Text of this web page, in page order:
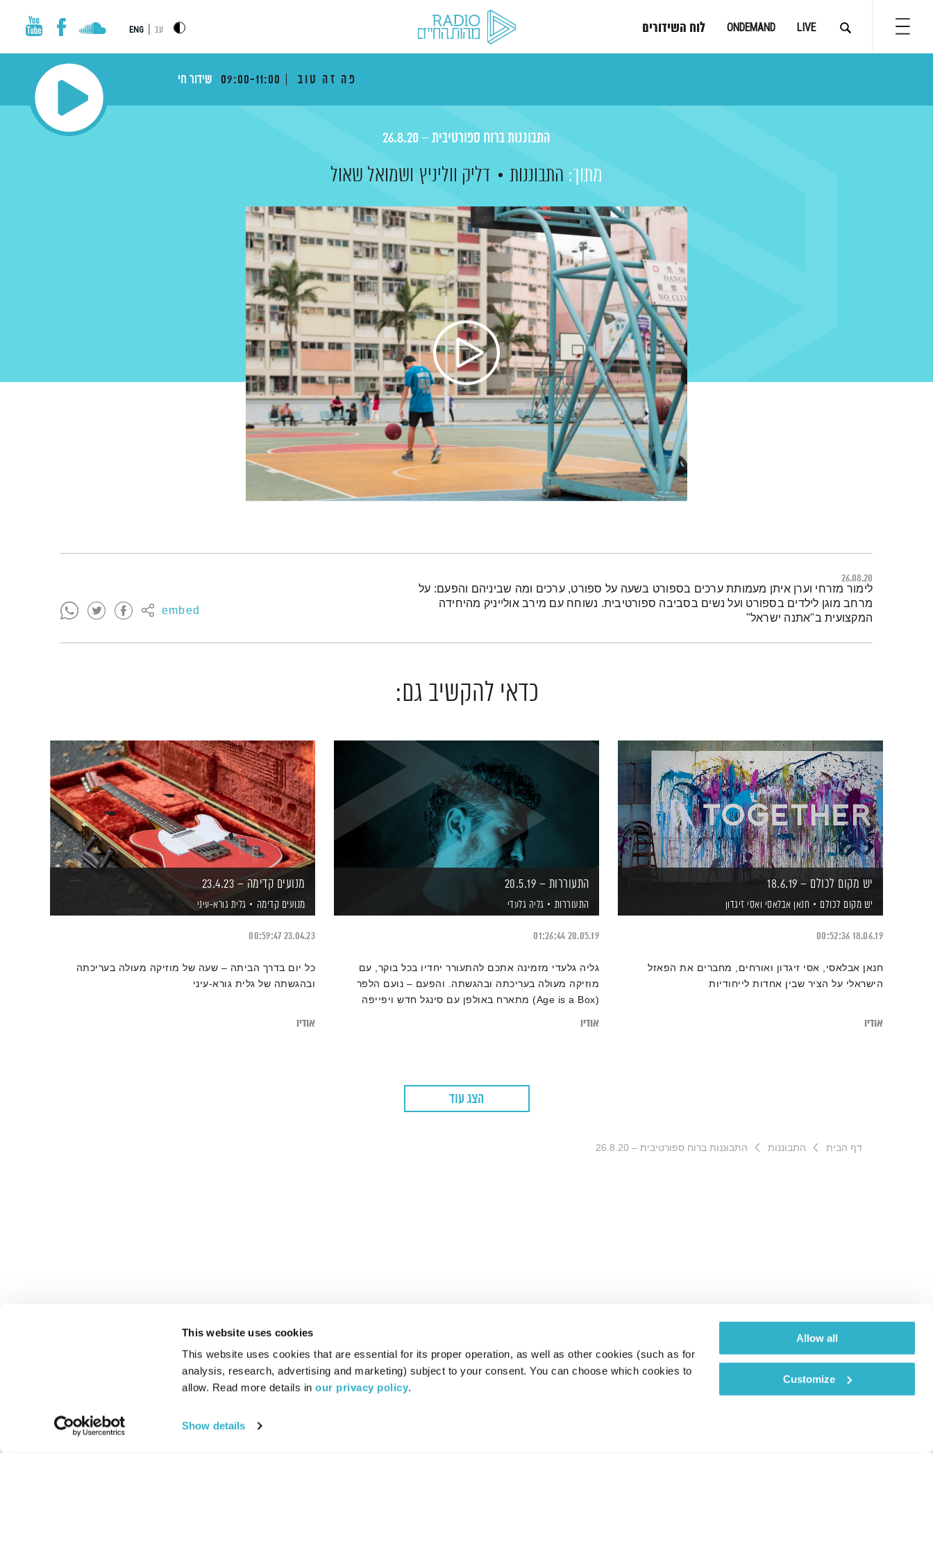
This website uses cookies
This website uses cookies that are essential for its proper operation, as well as other cookies (such as for
analysis, research, advertising and marketing) subject to your consent. You can choose which cookies to
allow. Read more details in our privacy policy.
Show details
Allow all
Customize
LIVE
ONDEMAND לוח השידורים עב ENG
פה זה טוב 09:00-11:00 שידור חי
התבוננות ברוח ספורטיבית – 26.8.20
מתוך: התבוננות דליק ווליניץ ושמואל שאול
26.08.20
embed
תמצית הפודקאסט
לימור מזרחי וערן איתן מעמותת ערכים בספורט בשעה על ספורט, ערכים ומה שביניהם והפעם: על
מרחב מוגן לילדים בספורט ועל נשים בסביבה ספורטיבית. נשוחח עם מירב אולייניק מהיחידה
המקצועית ב"אתנה ישראל"
כדאי להקשיב גם:
יש מקום לכולם – 18.6.19
יש מקום לכולם חנאן אבלאסי ואסי זיגדון
18.06.19
00:52:36
חנאן אבלאסי, אסי זיגדון ואורחים, מחברים את הפאזל
הישראלי על הציר שבין אחדות לייחודיות
אודיו
התעוררות – 20.5.19
התעוררות גליה גלעדי
20.05.19
01:26:44
גליה גלעדי מזמינה אתכם להתעורר יחדיו בכל בוקר, עם
מוזיקה מעולה בעריכתה ובהגשתה. והפעם – נועם הלפר
(Age is a Box) מתארח באולפן עם סינגל חדש ויפייפה
אודיו
מנועים קדימה – 23.4.23
מנועים קדימה גלית גורא-עיני
23.04.23
00:59:47
כל יום בדרך הביתה – שעה של מוזיקה מעולה בעריכתה
ובהגשתה של גלית גורא-עיני
אודיו
הצג עוד
דף הבית התבוננות התבוננות ברוח ספורטיבית – 26.8.20